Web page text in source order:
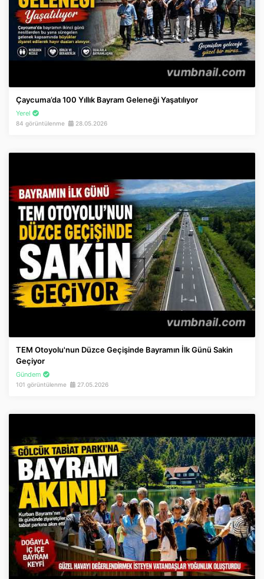
Çaycuma’da 100 Yıllık Bayram Geleneği Yaşatılıyor
Yerel
84 görüntülenme 28.05.2026
TEM Otoyolu'nun Düzce Geçişinde Bayramın İlk Günü Sakin
Geçiyor
Gündem
101 görüntülenme 27.05.2026